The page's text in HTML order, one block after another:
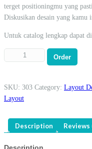
terget positioningmu yang
Diskusikan desain yang kamu
Untuk catalog lengkap dapat
Order
SKU: 303 Category: Layout
Layout
Description Reviews